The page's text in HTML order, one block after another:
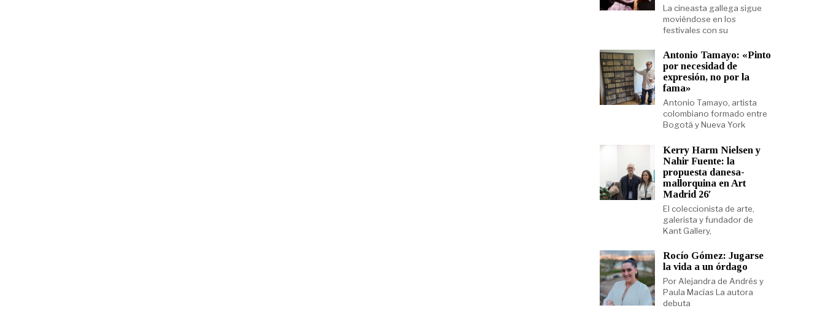
La cineasta gallega sigue
moviéndose en los
festivales con su
Antonio Tamayo: «Pinto
por necesidad de
expresión, no por la
fama»
Antonio Tamayo, artista
colombiano formado entre
Bogotá y Nueva York
Kerry Harm Nielsen y
Nahir Fuente: la
propuesta danesa-
mallorquina en Art
Madrid 26′
El coleccionista de arte,
galerista y fundador de
Kant Gallery,
Rocío Gómez: Jugarse
la vida a un órdago
Por Alejandra de Andrés y
Paula Macías La autora
debuta